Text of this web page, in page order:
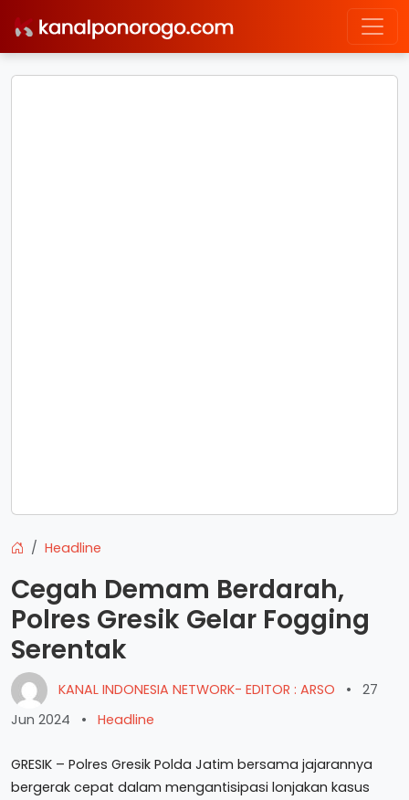
Headline
Cegah Demam Berdarah,
Polres Gresik Gelar Fogging
Serentak
KANAL INDONESIA NETWORK- EDITOR : ARSO •
27
Jun 2024
• Headline
GRESIK – Polres Gresik Polda Jatim bersama jajarannya
bergerak cepat dalam mengantisipasi lonjakan kasus